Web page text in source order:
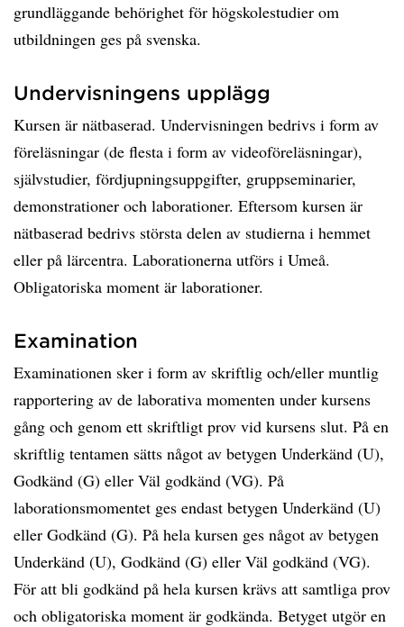
grundläggande behörighet för högskolestudier om
utbildningen ges på svenska.
Undervisningens upplägg
Kursen är nätbaserad. Undervisningen bedrivs i form av
föreläsningar (de flesta i form av videoföreläsningar),
självstudier, fördjupningsuppgifter, gruppseminarier,
demonstrationer och laborationer. Eftersom kursen är
nätbaserad bedrivs största delen av studierna i hemmet
eller på lärcentra. Laborationerna utförs i Umeå.
Obligatoriska moment är laborationer.
Examination
Examinationen sker i form av skriftlig och/eller muntlig
rapportering av de laborativa momenten under kursens
gång och genom ett skriftligt prov vid kursens slut. På en
skriftlig tentamen sätts något av betygen Underkänd (U),
Godkänd (G) eller Väl godkänd (VG). På
laborationsmomentet ges endast betygen Underkänd (U)
eller Godkänd (G). På hela kursen ges något av betygen
Underkänd (U), Godkänd (G) eller Väl godkänd (VG).
För att bli godkänd på hela kursen krävs att samtliga prov
och obligatoriska moment är godkända. Betyget utgör en